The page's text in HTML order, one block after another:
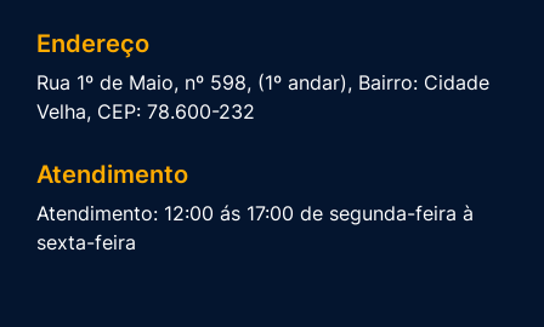
Endereço
Rua 1º de Maio, nº 598, (1º andar), Bairro: Cidade
Velha, CEP: 78.600-232
Atendimento
Atendimento: 12:00 ás 17:00 de segunda-feira à
sexta-feira